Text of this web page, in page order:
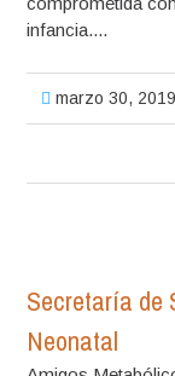
infancia....
marzo 30,
Secretaría de
Neonatal